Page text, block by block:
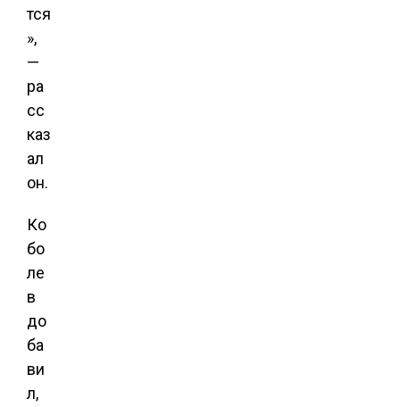
тся
»,
—
ра
сс
каз
ал
он.
Ко
бо
ле
в
до
ба
ви
л,